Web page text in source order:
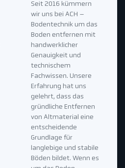
Seit 2016 kümmern
wir uns bei ACH –
Bodentechnik um das
Boden entfernen mit
handwerklicher
Genauigkeit und
technischem
Fachwissen. Unsere
Erfahrung hat uns
gelehrt, dass das
gründliche Entfernen
von Altmaterial eine
entscheidende
Grundlage für
langlebige und stabile
Böden bildet. Wenn es